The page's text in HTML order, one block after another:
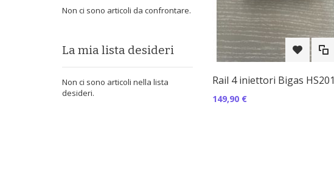
Rail 4 iniettori Bigas HS201
149,90 €
Non ci sono articoli da confrontare.
La mia lista desideri
Non ci sono articoli nella lista
desideri.